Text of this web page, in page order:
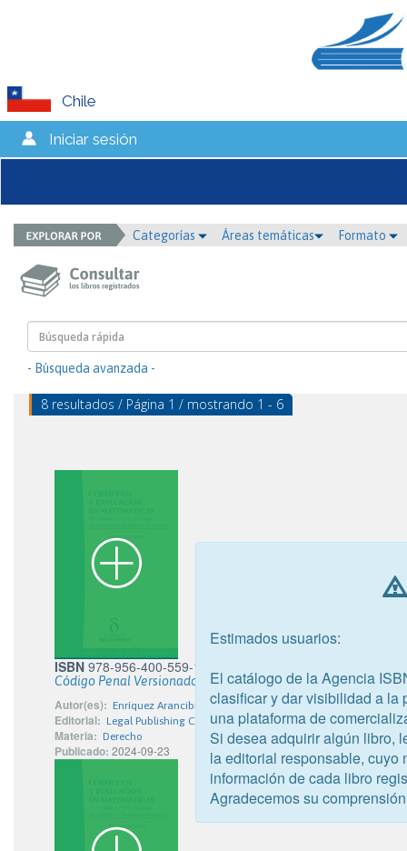
Chile
Iniciar sesión
Categorías Áreas temáticas Formato
- Búsqueda avanzada -
8 resultados / Página 1 / mostrando 1 - 6
ISBN 978-956-400-559-1
Código Penal Versionado
Autor(es): Enríquez Arancibia, Pablo
Editorial: Legal Publishing Chile
Materia: Derecho
Publicado: 2024-09-23
Estimados usuarios:
El catálogo de la Agencia
clasificar y dar visibilidad a la
una plataforma de
Si desea adquirir algún libro,
la editorial responsable, cuyo
información de cada libro
Agradecemos su